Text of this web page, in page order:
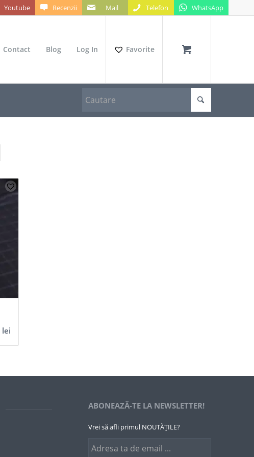
Youtube Recenzii Mail Telefon WhatsApp
Contact Blog Log In Favorite
lei
ABONEAZĂ-TE LA NEWSLETTER!
Vrei să afli primul NOUTĂȚILE?